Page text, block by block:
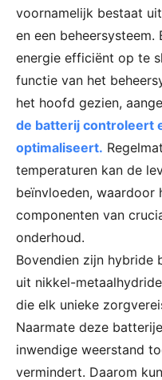
voornamelijk bestaat
en een
energie efficiënt op te
functie van het
het hoofd gezien,
de batterij controleert
optimaliseert.
temperaturen kan de
beïnvloeden, waardoor
componenten van
onderhoud.
Bovendien zijn hybride
uit nikkel-
die elk unieke
Naarmate deze
inwendige weerstand
vermindert. Daarom